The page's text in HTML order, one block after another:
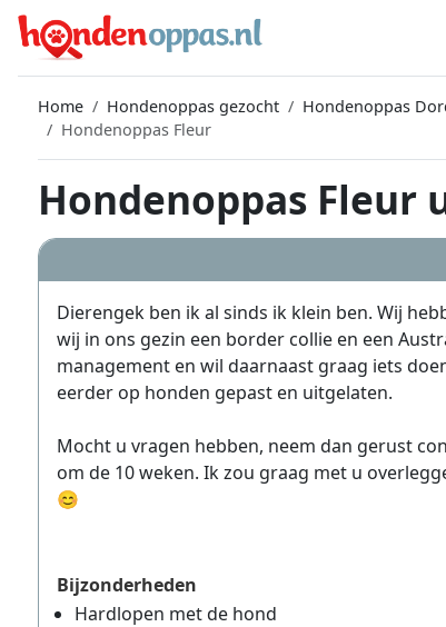
Home Hondenoppas gezocht Hondenoppas
Hondenoppas Fleur
Hondenoppas Fleur
Dierengek ben ik al sinds ik klein ben. Wij
wij in ons gezin een border collie en een
management en wil daarnaast graag iets
eerder op honden gepast en uitgelaten.
Mocht u vragen hebben, neem dan gerust
om de 10 weken. Ik zou graag met u
😊
Bijzonderheden
Hardlopen met de hond